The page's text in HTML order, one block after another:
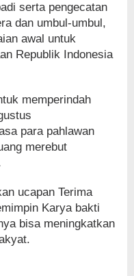
serta pengecatan
dan umbul-umbul,
awal untuk
Republik Indonesia
memperindah
para pahlawan
merebut
ucapan Terima
Karya bakti
bisa meningkatkan